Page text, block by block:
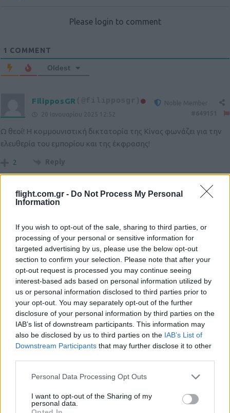
flight.com.gr - Do Not Process My Personal
Information
If you wish to opt-out of the sale, sharing to third parties, or
processing of your personal or sensitive information for
targeted advertising by us, please use the below opt-out
section to confirm your selection. Please note that after your
opt-out request is processed you may continue seeing
interest-based ads based on personal information utilized by
us or personal information disclosed to third parties prior to
your opt-out. You may separately opt-out of the further
disclosure of your personal information by third parties on the
IAB’s list of downstream participants. This information may
also be disclosed by us to third parties on the IAB’s List of
Downstream Participants that may further disclose it to other
Please note that this website/app uses one or more Google
not limited to your visit or usage behaviour. You may click to
grant or deny consent to Google and its third-party tags to
Personal Data Processing Opt Outs
I want to opt-out of the Sharing of my
personal data.
Ροή Ειδήσεων
ΣΑΝ ΣΗΜΕΡΑ – 10 Αυγούστου 1920:
Σέβρες, η συνθήκη της “Μεγάλης
Ελλάδος” των δύο ηπείρων και των
Please login to comment
1 COMMENT
Oldest
FilipposGR (@filipposgr)
Noble Member
20 Ιανουαρίου 2025 12:52
Ω θεοί! Η κομμουνιστική δικτατορία της Κίνας φωνάζει για την
ελευθερία του εμπορίου και της έκφρασης!
2 Reply